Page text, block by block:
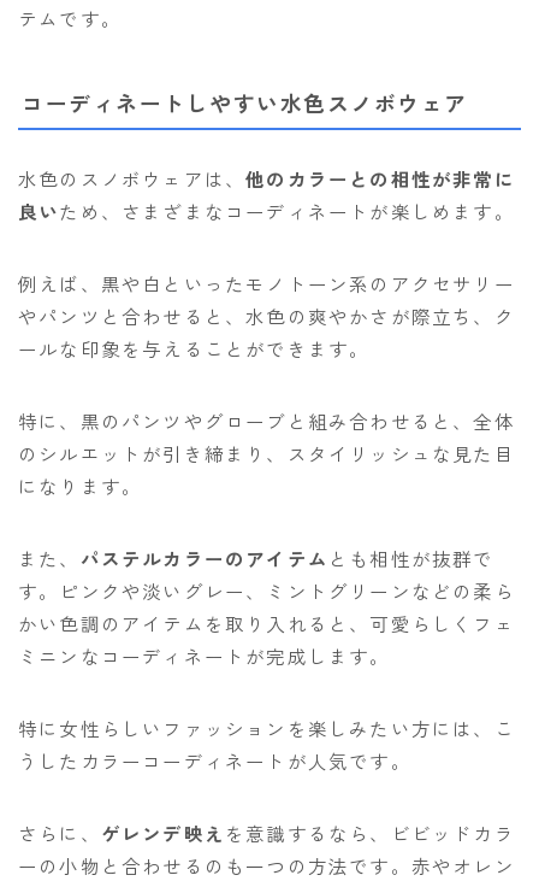
テムです。
コーディネートしやすい水色スノボウェア
水色のスノボウェアは、他のカラーとの相性が非常に
良いため、さまざまなコーディネートが楽しめます。
例えば、黒や白といったモノトーン系のアクセサリー
やパンツと合わせると、水色の爽やかさが際立ち、ク
ールな印象を与えることができます。
特に、黒のパンツやグローブと組み合わせると、全体
のシルエットが引き締まり、スタイリッシュな見た目
になります。
また、 パステルカラーのアイテム とも相性が抜群で
す。ピンクや淡いグレー、ミントグリーンなどの柔ら
かい色調のアイテムを取り入れると、可愛らしくフェ
ミニンなコーディネートが完成します。
特に女性らしいファッションを楽しみたい方には、こ
うしたカラーコーディネートが人気です。
さらに、 ゲレンデ映え を意識するなら、ビビッドカラ
ーの小物と合わせるのも一つの方法です。赤やオレン